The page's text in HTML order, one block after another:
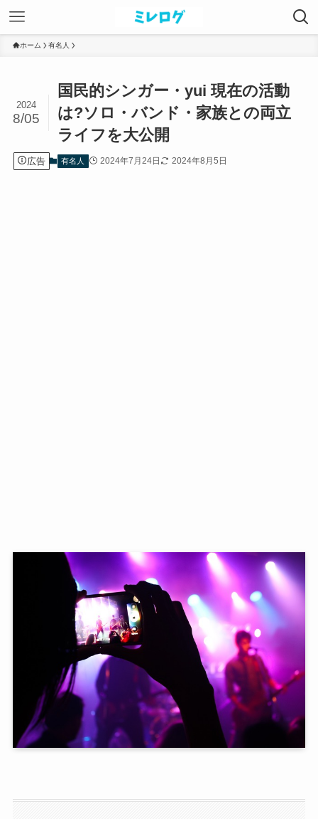
ホーム 有名人
国民的シンガー・yui 現在の活動
は?ソロ・バンド・家族との両立
ライフを大公開
2024
8/05
広告 有名人 2024年7月24日 2024年8月5日